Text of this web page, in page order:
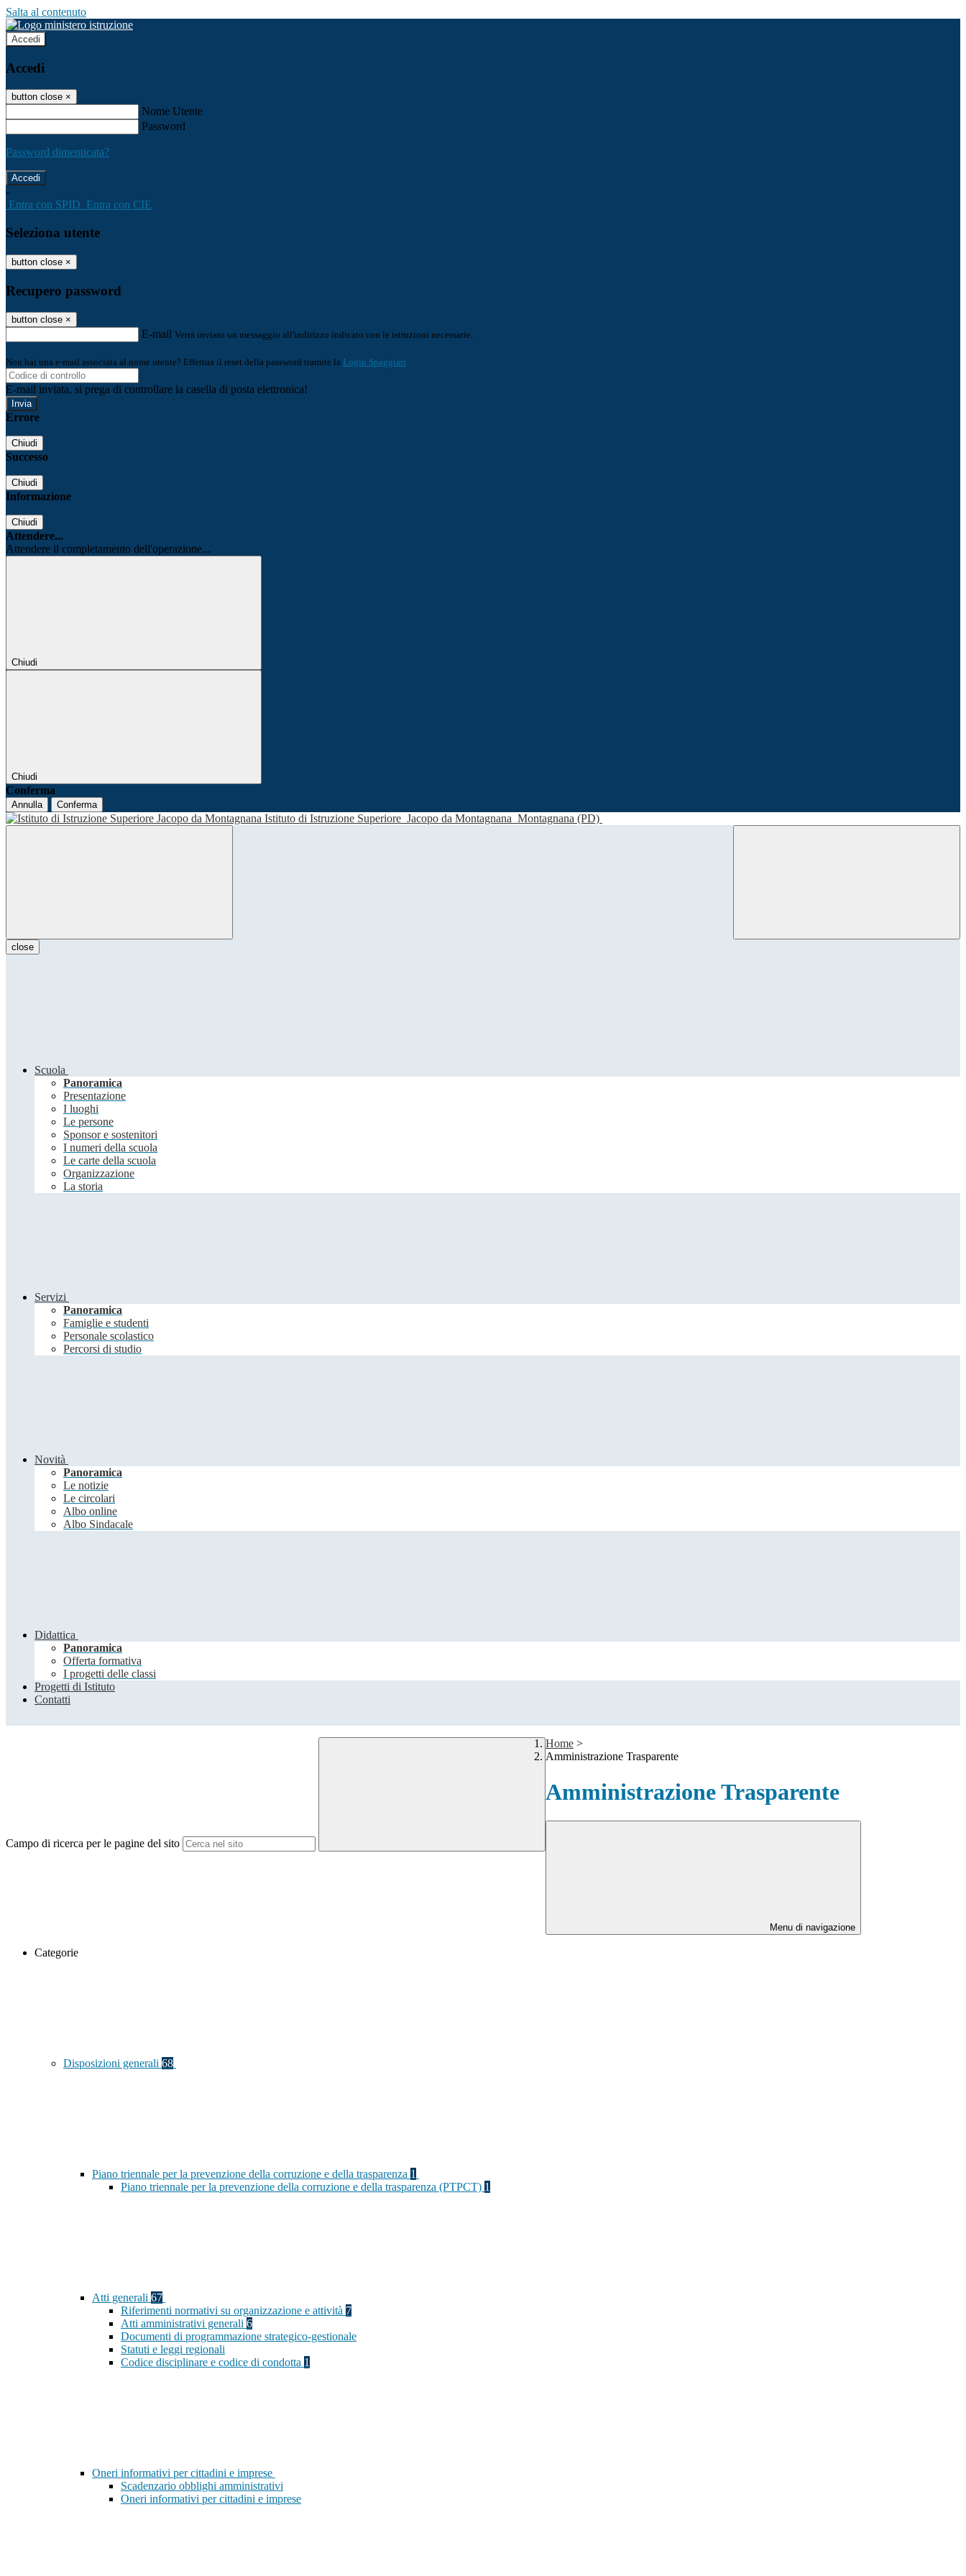
Salta al contenuto
Accedi
Accedi
button close ×
Nome Utente
Password
Password dimenticata?
-
Entra con SPID Entra con CIE
Seleziona utente
button close ×
Recupero password
button close ×
E-mail Verrà inviato un messaggio all'indirizzo indicato con le istruzioni necessarie.
Non hai una e-mail associata al nome utente? Effettua il reset della password tramite la Login Spaggiari
E-mail inviata, si prega di controllare la casella di posta elettronica!
Errore
Chiudi
Successo
Chiudi
Informazione
Chiudi
Attendere...
Attendere il completamento dell'operazione...
Chiudi
Chiudi
Conferma
Annulla Conferma
Istituto di Istruzione Superiore Jacopo da Montagnana Montagnana (PD)
close
Scuola
Panoramica
Presentazione
I luoghi
Le persone
Sponsor e sostenitori
I numeri della scuola
Le carte della scuola
Organizzazione
La storia
Servizi
Panoramica
Famiglie e studenti
Personale scolastico
Percorsi di studio
Novità
Panoramica
Le notizie
Le circolari
Albo online
Albo Sindacale
Didattica
Panoramica
Offerta formativa
I progetti delle classi
Progetti di Istituto
Contatti
Campo di ricerca per le pagine del sito
Home >
Amministrazione Trasparente
Amministrazione Trasparente
Menu di navigazione
Categorie
Disposizioni generali 68
Piano triennale per la prevenzione della corruzione e della trasparenza 1
Piano triennale per la prevenzione della corruzione e della trasparenza (PTPCT) 1
Atti generali 67
Riferimenti normativi su organizzazione e attività 7
Atti amministrativi generali 6
Documenti di programmazione strategico-gestionale
Statuti e leggi regionali
Codice disciplinare e codice di condotta 1
Oneri informativi per cittadini e imprese
Scadenzario obblighi amministrativi
Oneri informativi per cittadini e imprese